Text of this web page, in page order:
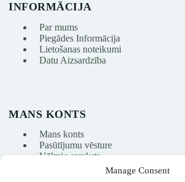
Manage Consent
INFORMĀCIJA
Par mums
Piegādes Informācija
Lietošanas noteikumi
Datu Aizsardzība
MANS KONTS
Mans konts
Pasūtījumu vēsture
Vēlmju saraksts